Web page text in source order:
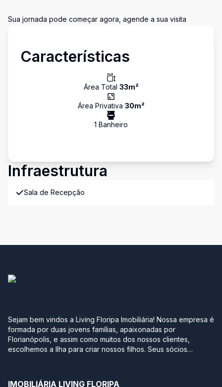
Sua jornada pode começar agora, agende a sua visita
Características
Área Total 33m²
Área Privativa 30m²
1 Banheiro
Infraestrutura
Sala de Recepção
Sejam bem vindos a Living Floripa Imobiliária! Nossa empresa é
formada por duas jovens famílias, apaixonadas por
Florianópolis, e assim como muitos dos nossos clientes,
escolhemos a Ilha para criar nossos filhos. Seus sócios
grandes construtoras, imobiliárias e multinacionais, optaram
IMOBILIÁRIA LIVING FLORIPA